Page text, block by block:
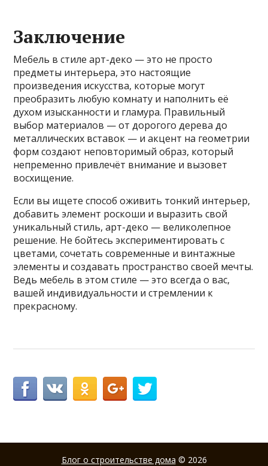
Заключение
Мебель в стиле арт-деко — это не просто
предметы интерьера, это настоящие
произведения искусства, которые могут
преобразить любую комнату и наполнить её
духом изысканности и гламура. Правильный
выбор материалов — от дорогого дерева до
металлических вставок — и акцент на геометрии
форм создают неповторимый образ, который
непременно привлечёт внимание и вызовет
восхищение.
Если вы ищете способ оживить тонкий интерьер,
добавить элемент роскоши и выразить свой
уникальный стиль, арт-деко — великолепное
решение. Не бойтесь экспериментировать с
цветами, сочетать современные и винтажные
элементы и создавать пространство своей мечты.
Ведь мебель в этом стиле — это всегда о вас,
вашей индивидуальности и стремлении к
прекрасному.
Блог о строительстве дома © 2026